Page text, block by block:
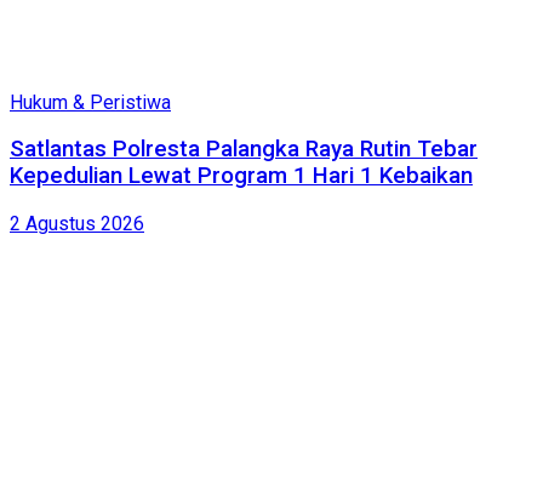
Hukum & Peristiwa
Satlantas Polresta Palangka Raya Rutin Tebar
Kepedulian Lewat Program 1 Hari 1 Kebaikan
2 Agustus 2026